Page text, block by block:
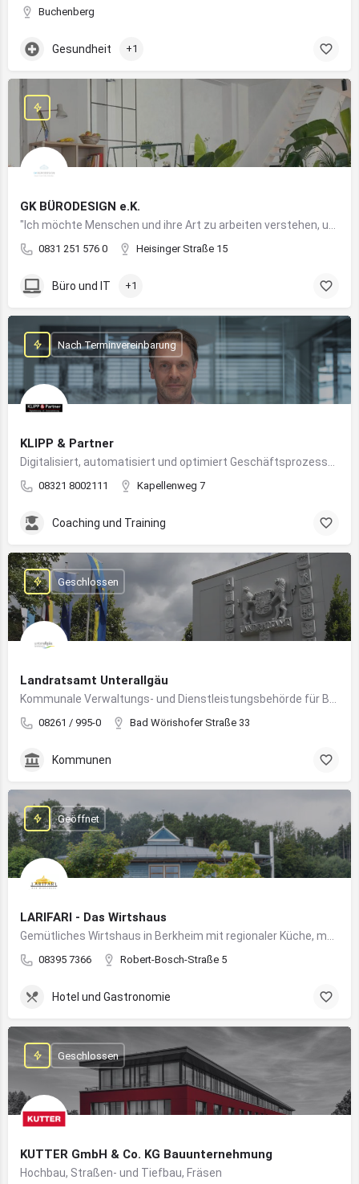
Buchenberg
Gesundheit +1
GK BÜRODESIGN e.K.
0831 251 576 0 Heisinger Straße 15
Büro und IT +1
KLIPP & Partner
08321 8002111 Kapellenweg 7
Nach Terminvereinbarung
Coaching und Training
Landratsamt Unterallgäu
08261 / 995-0 Bad Wörishofer Straße 33
Geschlossen
Kommunen
LARIFARI - Das Wirtshaus
08395 7366 Robert-Bosch-Straße 5
Geöffnet
Hotel und Gastronomie
KUTTER GmbH & Co. KG Bauunternehmung
Hochbau, Straßen- und Tiefbau, Fräsen
Geschlossen